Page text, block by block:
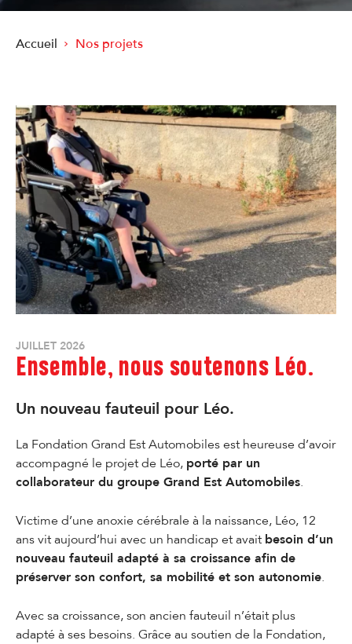
Accueil Nos projets
JUILLET 2026
Ensemble, nous soutenons Léo.
Un nouveau fauteuil pour Léo.
La Fondation Grand Est Automobiles est heureuse d’avoir
accompagné le projet de Léo, porté par un
collaborateur du groupe Grand Est Automobiles.
Victime d’une anoxie cérébrale à la naissance, Léo, 12
ans vit aujourd’hui avec un handicap et avait besoin d’un
nouveau fauteuil adapté à sa croissance afin de
préserver son confort, sa mobilité et son autonomie.
Avec sa croissance, son ancien fauteuil n’était plus
adapté à ses besoins. Grâce au soutien de la Fondation,